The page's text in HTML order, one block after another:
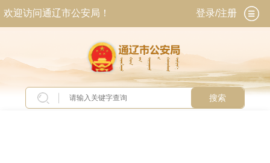
欢迎访问通辽市公安局！ 登录/注册
搜索